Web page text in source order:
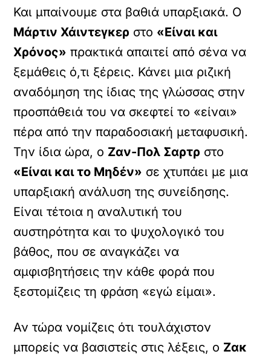
Και μπαίνουμε στα βαθιά υπαρξιακά. Ο
Μάρτιν Χάιντεγκερ στο «Είναι και
Χρόνος» πρακτικά απαιτεί από σένα να
ξεμάθεις ό,τι ξέρεις. Κάνει μια ριζική
αναδόμηση της ίδιας της γλώσσας στην
προσπάθειά του να σκεφτεί το «είναι»
πέρα από την παραδοσιακή μεταφυσική.
Την ίδια ώρα, ο Ζαν-Πολ Σαρτρ στο
«Είναι και το Μηδέν» σε χτυπάει με μια
υπαρξιακή ανάλυση της συνείδησης.
Είναι τέτοια η αναλυτική του
αυστηρότητα και το ψυχολογικό του
βάθος, που σε αναγκάζει να
αμφισβητήσεις την κάθε φορά που
ξεστομίζεις τη φράση «εγώ είμαι».
Αν τώρα νομίζεις ότι τουλάχιστον
μπορείς να βασιστείς στις λέξεις, ο Ζακ